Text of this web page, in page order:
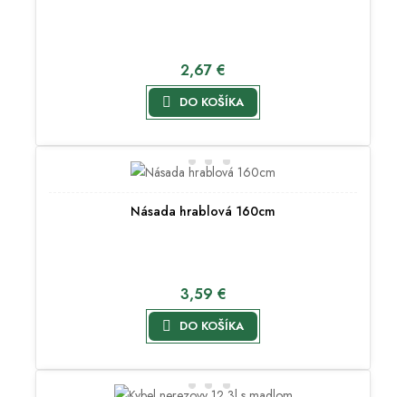
2,67 €

DO KOŠÍKA
Násada hrablová 160cm
3,59 €

DO KOŠÍKA